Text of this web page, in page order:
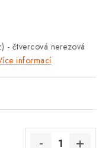
- čtvercová nerezová
informací